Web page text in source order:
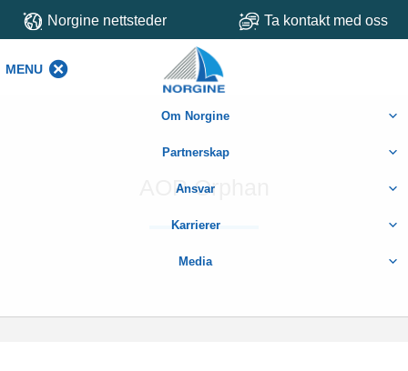
Norgine nettsteder Ta kontakt med oss
MENU
Om Norgine
Partnerskap
Ansvar
Karrierer
Media
AOP Orphan